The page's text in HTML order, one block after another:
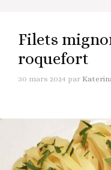
Filets
roquefort
30 mars 2024 par